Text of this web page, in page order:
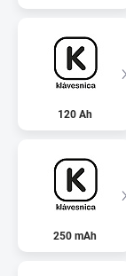
120 Ah
250 mAh